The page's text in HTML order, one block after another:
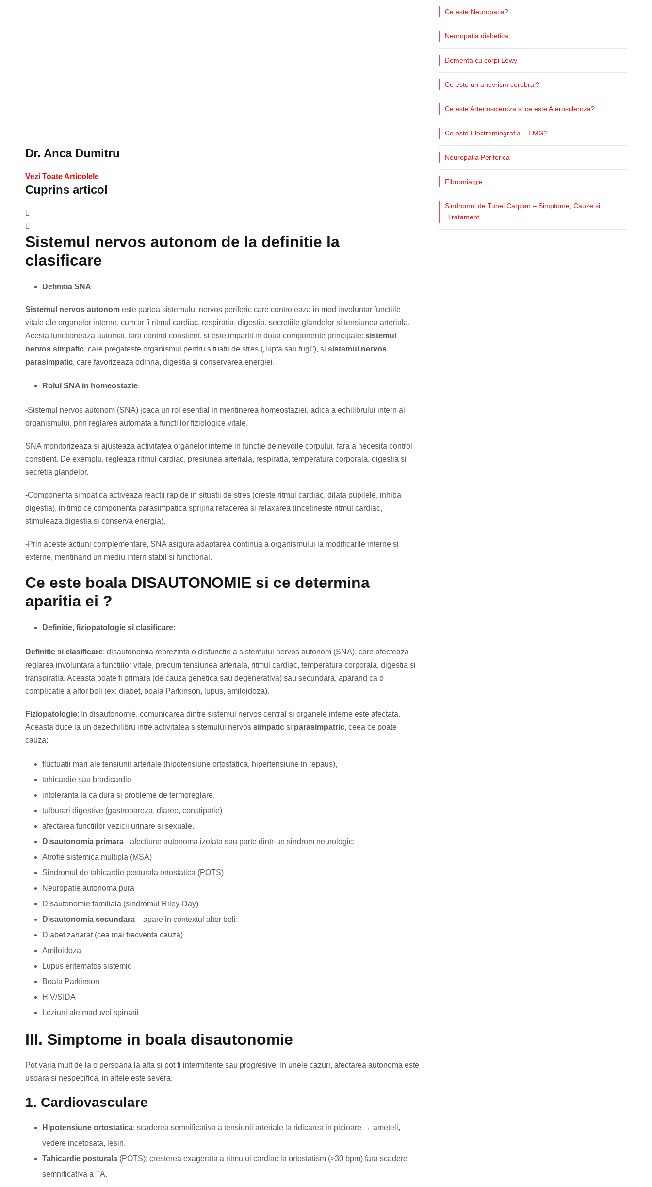
Dr. Anca Dumitru
Vezi Toate Articolele
Cuprins articol
Sistemul nervos autonom de la definitie la
clasificare
Definitia SNA
Sistemul nervos autonom este partea sistemului nervos periferic care controleaza in mod involuntar functiile
vitale ale organelor interne, cum ar fi ritmul cardiac, respiratia, digestia, secretiile glandelor si tensiunea arteriala.
Acesta functioneaza automat, fara control constient, si este impartit in doua componente principale: sistemul
nervos simpatic, care pregateste organismul pentru situatii de stres („lupta sau fugi”), si sistemul nervos
parasimpatic, care favorizeaza odihna, digestia si conservarea energiei.
Rolul SNA in homeostazie
-Sistemul nervos autonom (SNA) joaca un rol esential in mentinerea homeostaziei, adica a echilibrului intern al
organismului, prin reglarea automata a functiilor fiziologice vitale.
SNA monitorizeaza si ajusteaza activitatea organelor interne in functie de nevoile corpului, fara a necesita control
constient. De exemplu, regleaza ritmul cardiac, presiunea arteriala, respiratia, temperatura corporala, digestia si
secretia glandelor.
-Componenta simpatica activeaza reactii rapide in situatii de stres (creste ritmul cardiac, dilata pupilele, inhiba
digestia), in timp ce componenta parasimpatica sprijina refacerea si relaxarea (incetineste ritmul cardiac,
stimuleaza digestia si conserva energia).
-Prin aceste actiuni complementare, SNA asigura adaptarea continua a organismului la modificarile interne si
externe, mentinand un mediu intern stabil si functional.
Ce este boala DISAUTONOMIE si ce determina
aparitia ei ?
Definitie, fiziopatologie si clasificare:
Definitie si clasificare: disautonomia reprezinta o disfunctie a sistemului nervos autonom (SNA), care afecteaza
reglarea involuntara a functiilor vitale, precum tensiunea arteriala, ritmul cardiac, temperatura corporala, digestia si
transpiratia. Aceasta poate fi primara (de cauza genetica sau degenerativa) sau secundara, aparand ca o
complicatie a altor boli (ex: diabet, boala Parkinson, lupus, amiloidoza).
Fiziopatologie: In disautonomie, comunicarea dintre sistemul nervos central si organele interne este afectata.
Aceasta duce la un dezechilibru intre activitatea sistemului nervos simpatic si parasimpatric, ceea ce poate
cauza:
fluctuatii mari ale tensiunii arteriale (hipotensiune ortostatica, hipertensiune in repaus),
tahicardie sau bradicardie
intoleranta la caldura si probleme de termoreglare,
tulburari digestive (gastropareza, diaree, constipatie)
afectarea functiilor vezicii urinare si sexuale.
Disautonomia primara– afectiune autonoma izolata sau parte dintr-un sindrom neurologic:
Atrofie sistemica multipla (MSA)
Sindromul de tahicardie posturala ortostatica (POTS)
Neuropatie autonoma pura
Disautonomie familiala (sindromul Riley-Day)
Disautonomia secundara – apare in contextul altor boli:
Diabet zaharat (cea mai frecventa cauza)
Amiloidoza
Lupus eritematos sistemic
Boala Parkinson
HIV/SIDA
Leziuni ale maduvei spinarii
III. Simptome in boala disautonomie
Pot varia mult de la o persoana la alta si pot fi intermitente sau progresive. In unele cazuri, afectarea autonoma este
usoara si nespecifica, in altele este severa.
1. Cardiovasculare
Hipotensiune ortostatica: scaderea semnificativa a tensiunii arteriale la ridicarea in picioare → ameteli,
vedere incetosata, lesin.
Tahicardie posturala (POTS): cresterea exagerata a ritmului cardiac la ortostatism (>30 bpm) fara scadere
semnificativa a TA.
Ce este Neuropatia?
Neuropatia diabetica
Dementa cu corpi Lewy
Ce este un anevrism cerebral?
Ce este Arterioscleroza si ce este Ateroscleroza?
Ce este Electromiografia – EMG?
Neuropatia Periferica
Fibromialgie
Sindromul de Tunel Carpian – Simptome, Cauze si
Tratament